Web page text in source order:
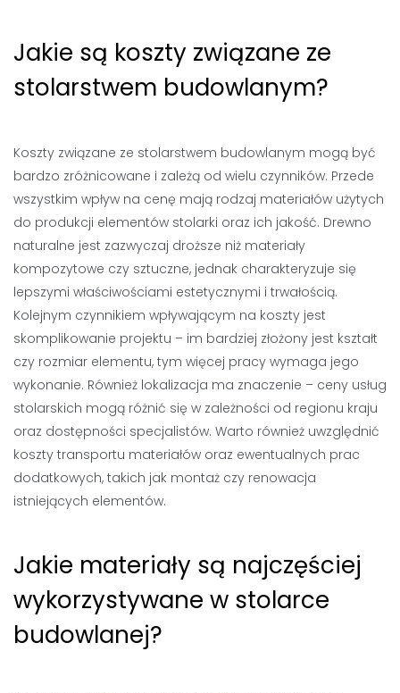
Jakie są koszty związane ze
stolarstwem budowlanym?
Koszty związane ze stolarstwem budowlanym mogą być
bardzo zróżnicowane i zależą od wielu czynników. Przede
wszystkim wpływ na cenę mają rodzaj materiałów użytych
do produkcji elementów stolarki oraz ich jakość. Drewno
naturalne jest zazwyczaj droższe niż materiały
kompozytowe czy sztuczne, jednak charakteryzuje się
lepszymi właściwościami estetycznymi i trwałością.
Kolejnym czynnikiem wpływającym na koszty jest
skomplikowanie projektu – im bardziej złożony jest kształt
czy rozmiar elementu, tym więcej pracy wymaga jego
wykonanie. Również lokalizacja ma znaczenie – ceny usług
stolarskich mogą różnić się w zależności od regionu kraju
oraz dostępności specjalistów. Warto również uwzględnić
koszty transportu materiałów oraz ewentualnych prac
dodatkowych, takich jak montaż czy renowacja
istniejących elementów.
Jakie materiały są najczęściej
wykorzystywane w stolarce
budowlanej?